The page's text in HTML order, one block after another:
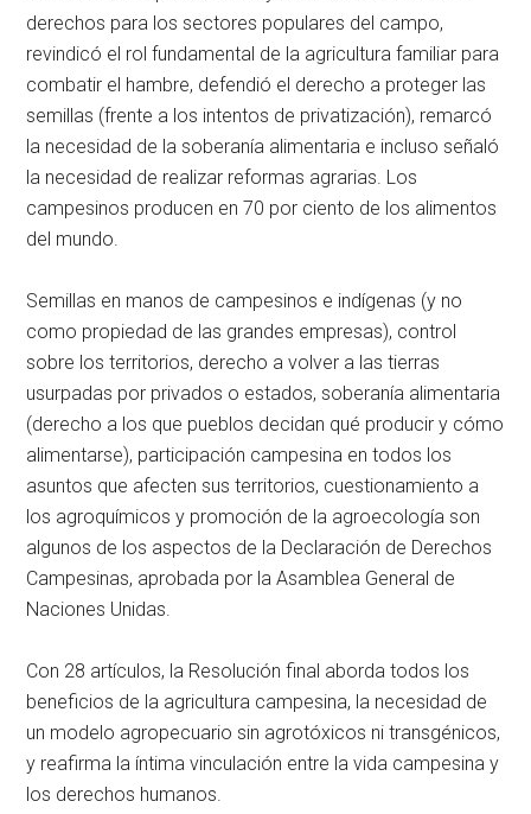
derechos para los sectores populares del campo,
revindicó el rol fundamental de la agricultura familiar para
combatir el hambre, defendió el derecho a proteger las
semillas (frente a los intentos de privatización), remarcó
la necesidad de la soberanía alimentaria e incluso señaló
la necesidad de realizar reformas agrarias. Los
campesinos producen en 70 por ciento de los alimentos
del mundo.
Semillas en manos de campesinos e indígenas (y no
como propiedad de las grandes empresas), control
sobre los territorios, derecho a volver a las tierras
usurpadas por privados o estados, soberanía alimentaria
(derecho a los que pueblos decidan qué producir y cómo
alimentarse), participación campesina en todos los
asuntos que afecten sus territorios, cuestionamiento a
los agroquímicos y promoción de la agroecología son
algunos de los aspectos de la Declaración de Derechos
Campesinas, aprobada por la Asamblea General de
Naciones Unidas.
Con 28 artículos, la Resolución final aborda todos los
beneficios de la agricultura campesina, la necesidad de
un modelo agropecuario sin agrotóxicos ni transgénicos,
y reafirma la íntima vinculación entre la vida campesina y
los derechos humanos.